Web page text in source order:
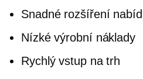
Snadné rozšíření
Nízké výrobní náklady
Rychlý vstup na trh